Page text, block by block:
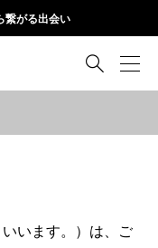
繋がる出会い

います。）は、ご